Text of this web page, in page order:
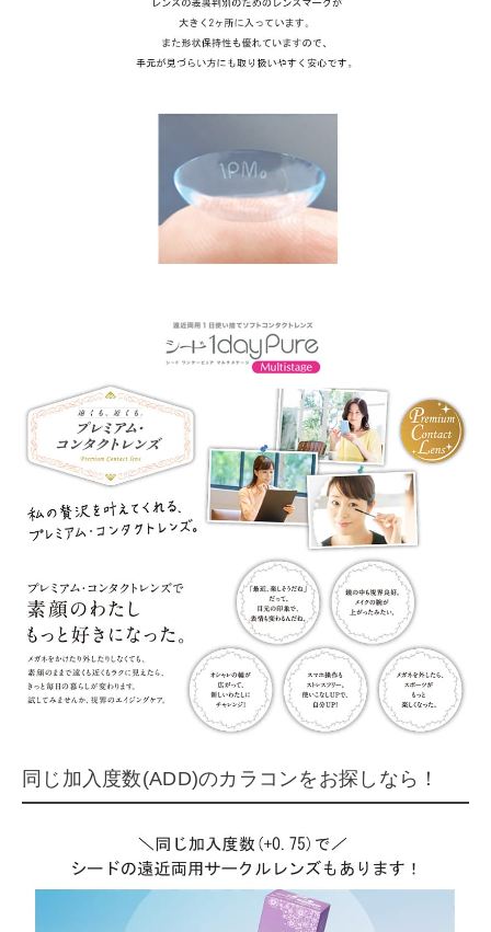
同じ加入度数(ADD)のカラコンをお探しなら！